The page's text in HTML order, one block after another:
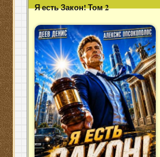
Я есть Закон! Том 2